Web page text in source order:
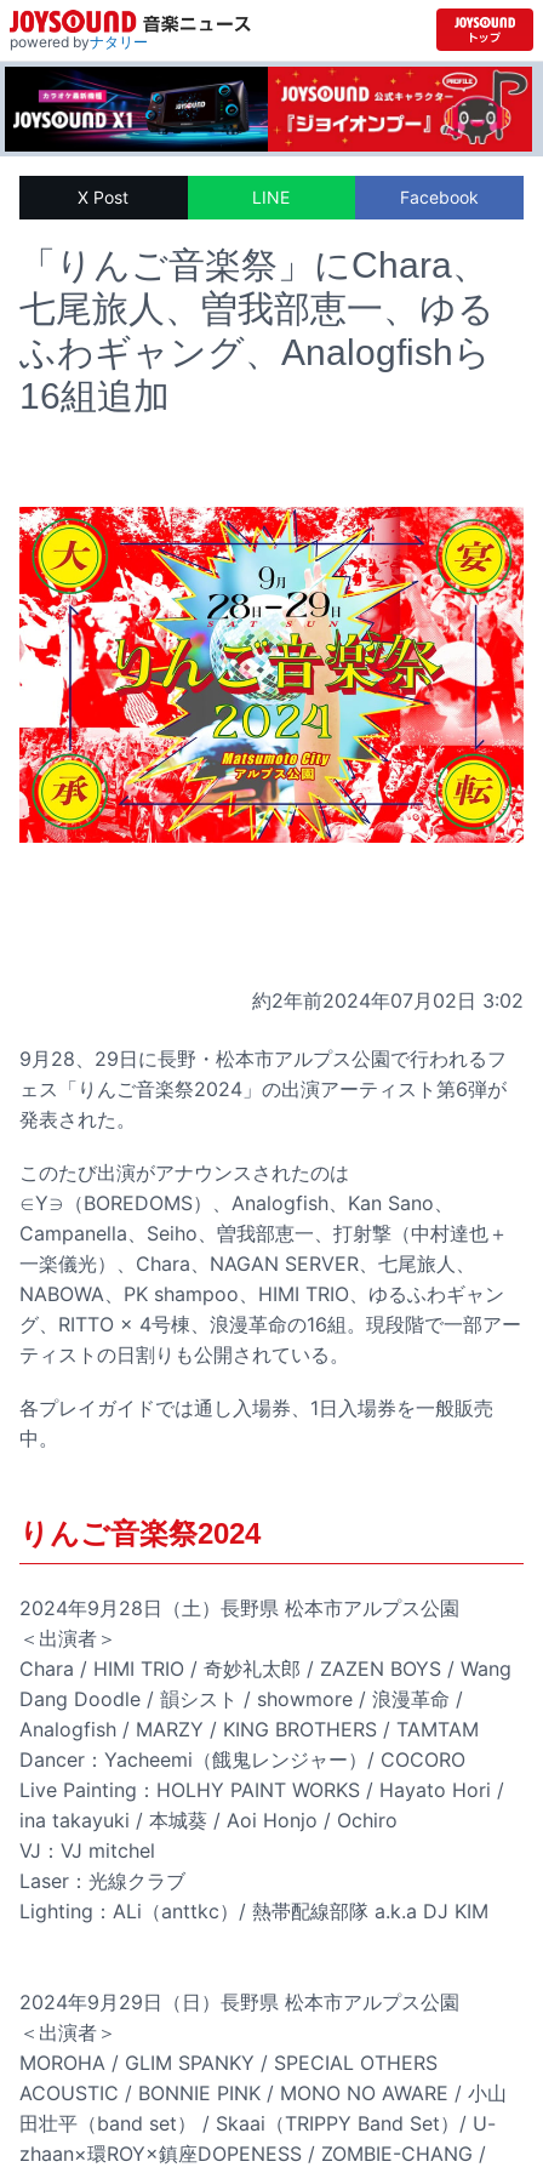
powered byナタリー
X Post LINE Facebook
「りんご音楽祭」にChara、
七尾旅人、曽我部恵一、ゆる
ふわギャング、Analogfishら
16組追加
約2年前2024年07月02日 3:02
9月28、29日に長野・松本市アルプス公園で行われるフ
ェス「りんご音楽祭2024」の出演アーティスト第6弾が
発表された。
このたび出演がアナウンスされたのは
∈Y∋（BOREDOMS）、Analogfish、Kan Sano、
Campanella、Seiho、曽我部恵一、打射撃（中村達也＋
一楽儀光）、Chara、NAGAN SERVER、七尾旅人、
NABOWA、PK shampoo、HIMI TRIO、ゆるふわギャン
グ、RITTO × 4号棟、浪漫革命の16組。現段階で一部アー
ティストの日割りも公開されている。
各プレイガイドでは通し入場券、1日入場券を一般販売
中。
りんご音楽祭2024
2024年9月28日（土）長野県 松本市アルプス公園
＜出演者＞
Chara / HIMI TRIO / 奇妙礼太郎 / ZAZEN BOYS / Wang
Dang Doodle / 韻シスト / showmore / 浪漫革命 /
Analogfish / MARZY / KING BROTHERS / TAMTAM
Dancer：Yacheemi（餓鬼レンジャー）/ COCORO
Live Painting：HOLHY PAINT WORKS / Hayato Hori /
ina takayuki / 本城葵 / Aoi Honjo / Ochiro
VJ：VJ mitchel
Laser：光線クラブ
Lighting：ALi（anttkc）/ 熱帯配線部隊 a.k.a DJ KIM
2024年9月29日（日）長野県 松本市アルプス公園
＜出演者＞
MOROHA / GLIM SPANKY / SPECIAL OTHERS
ACOUSTIC / BONNIE PINK / MONO NO AWARE / 小山
田壮平（band set） / Skaai（TRIPPY Band Set）/ U-
zhaan×環ROY×鎮座DOPENESS / ZOMBIE-CHANG /